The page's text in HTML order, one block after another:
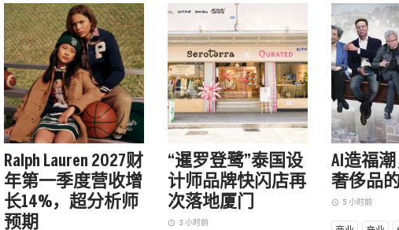
古驰、土味与短剧
当一个依靠传统、工艺与高价维持距离感的奢侈
品牌，主动拍出近似"土味爽剧"的七夕广告，它
究竟是在向流量低头，还是在把流量本身变成创
意素材?从AI图像、豪门狗血到短剧叙事，
DEMNA接手后的古驰，正用最不"高级"的表象，
争夺奢侈品牌最稀缺的资产注意力。
4 天前
百年周大
当国际高珠品
借近百年的宝
成一次向上的
伸，而是其重
言的一次关键
4 天前
Ralph Lauren 2027财
年第一季度营收增
长14%，超分析师
预期
“暹罗登鹭”泰国设
计师品牌快闪店再
次落地厦门
access_time 3 小时前
AI造福
奢侈品
access_time 5 小时前